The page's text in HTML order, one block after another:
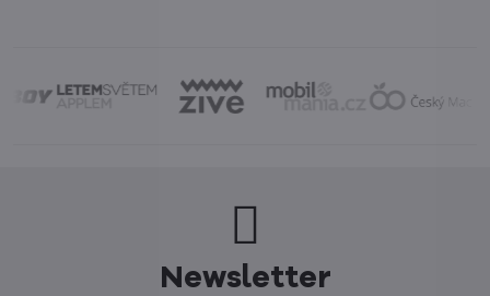
Newsletter